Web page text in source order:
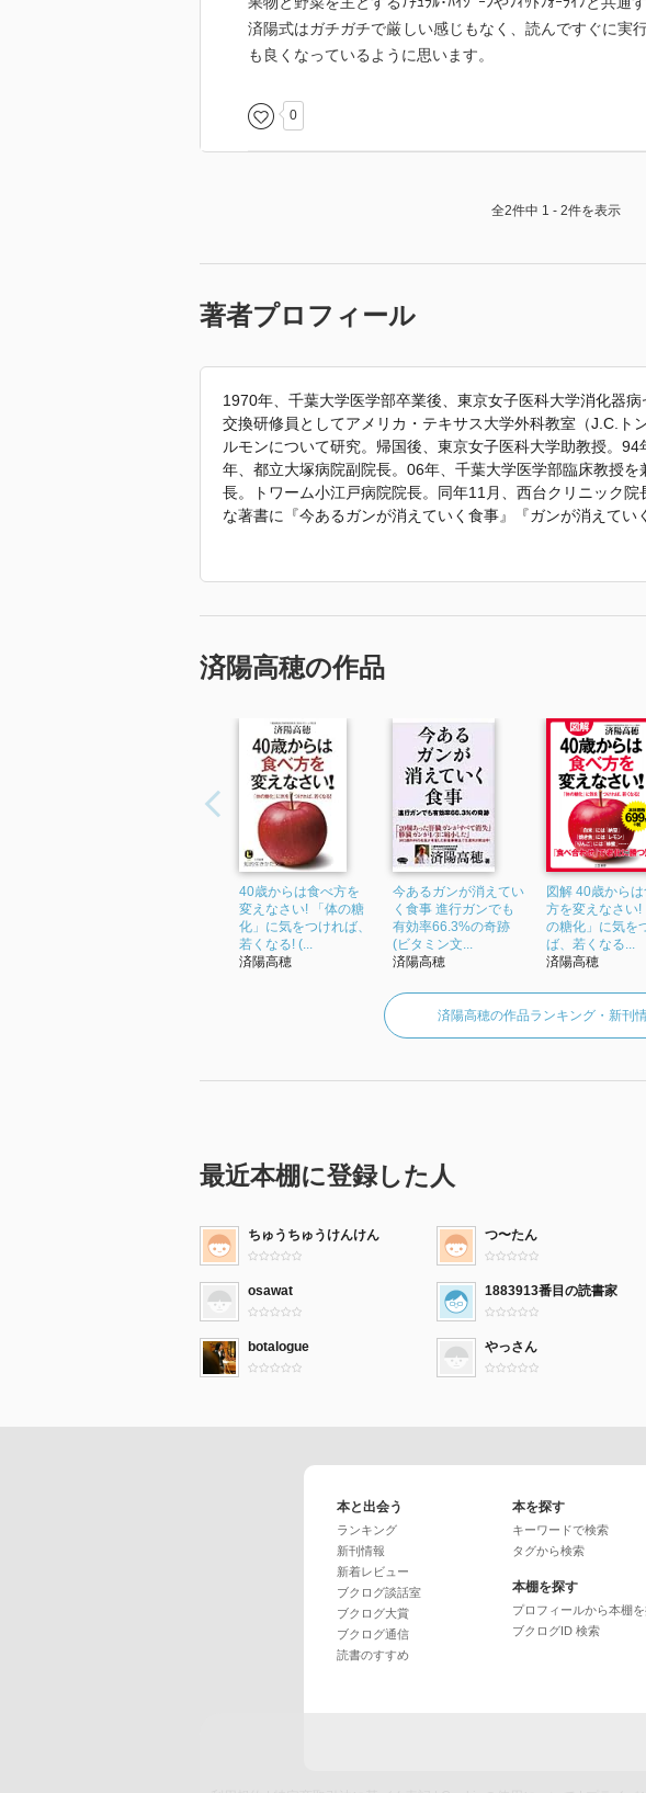
強いていえばもうすこし、個々の症例に行っているらし
かるといいなと思いました。
最終的には先生の病院で受診するより無いのでしょうが。
済陽式はガチガチで厳しい感じもなく、読んですぐに実
も良くなっているように思います。
0
全2件中 1 - 2件を表示
著者プロフィール
1970年、千葉大学医学部卒業後、東京女子医科大学消化器
交換研修員としてアメリカ・テキサス大学外科教室（J.C.ト
ルモンについて研究。帰国後、東京女子医科大学助教授。
年、都立大塚病院副院長。06年、千葉大学医学部臨床教授
長。トワーム小江戸病院院長。同年11月、西台クリニック
な著書に『今あるガンが消えていく食事』『ガンが消えてい
済陽高穂の作品
40歳からは食べ方を
変えなさい! 「体の糖
化」に気をつければ、
若くなる! (...
済陽高穂
今あるガンが消えてい
く食事 進行ガンでも
有効率66.3%の奇跡
(ビタミン文...
済陽高穂
図解 40歳から
方を変えなさい!
の糖化」に気を
ば、若くなる...
済陽高穂
済陽高穂の作品ランキング・新刊
最近本棚に登録した人
ちゅうちゅうけんけん つ〜たん
osawat 1883913番目の読書家
botalogue やっさん
本と出会う
ランキング
新刊情報
新着レビュー
ブクログ談話室
ブクログ大賞
ブクログ通信
読書のすすめ
本を探す
キーワードで検索
タグから検索
本棚を探す
プロフィールから本棚
ブクログID 検索